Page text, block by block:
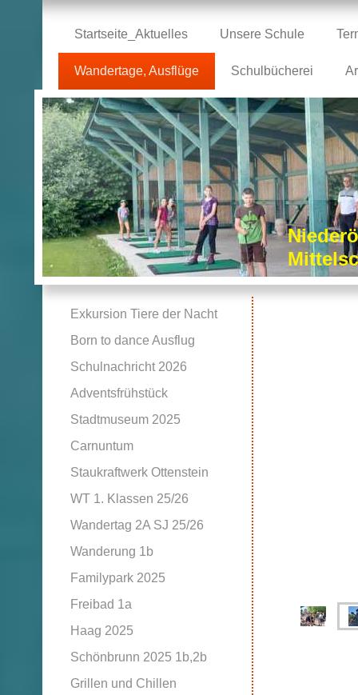
Startseite_Aktuelles Unsere Schule
Wandertage, Ausflüge Schulbücherei
Exkursion Tiere der Nacht
Born to dance Ausflug
Schulnachricht 2026
Adventsfrühstück
Stadtmuseum 2025
Carnuntum
Staukraftwerk Ottenstein
WT 1. Klassen 25/26
Wandertag 2A SJ 25/26
Wanderung 1b
Familypark 2025
Freibad 1a
Haag 2025
Schönbrunn 2025 1b,2b
Grillen und Chillen